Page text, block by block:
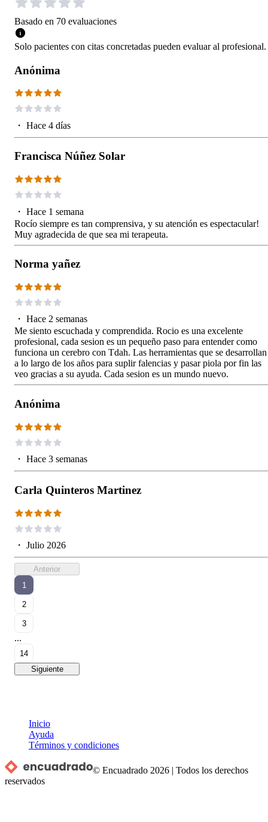
Basado en 70 evaluaciones
Solo pacientes con citas concretadas pueden evaluar al profesional.
Anónima
・ Hace 4 días
Francisca Núñez Solar
・ Hace 1 semana
Rocío siempre es tan comprensiva, y su atención es espectacular!
Muy agradecida de que sea mi terapeuta.
Norma yañez
・ Hace 2 semanas
Me siento escuchada y comprendida. Rocio es una excelente
profesional, cada sesion es un pequeño paso para entender como
funciona un cerebro con Tdah. Las herramientas que se desarrollan
a lo largo de los años para suplir falencias y pasar piola por fin las
veo gracias a su ayuda. Cada sesion es un mundo nuevo.
Anónima
・ Hace 3 semanas
Carla Quinteros Martinez
・ Julio 2026
Anterior
1
2
3
...
14
Siguiente
Inicio
Ayuda
Términos y condiciones
© Encuadrado 2026 |Todos los derechos
reservados